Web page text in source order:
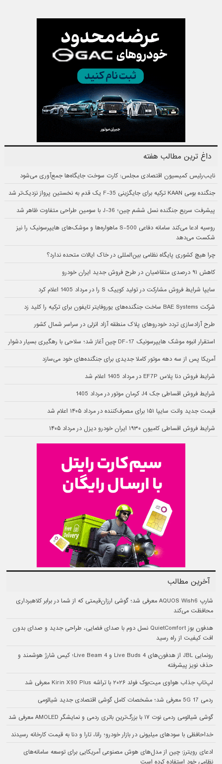
داغ ترین مطالب هفته
نایب‌رئیس کمیسیون اقتصادی مجلس: کارت سوخت جایگاه‌ها جمع‌آوری می‌شود
جنگنده بومی KAAN ترکیه برای جایگزینی F-35 یک قدم به نخستین پرواز نزدیک‌تر شد
پیشرفت سریع جنگنده نسل ششم چین؛ J-36 با سومین طراحی متفاوت ظاهر شد
روسیه ادعا می‌کند سامانه دفاعی S-500 ماهواره‌ها و موشک‌های هایپرسونیک را نیز
شکست می‌دهد
چرا هیچ کشوری پایگاه نظامی بین‌المللی در خاک ایالات متحده ندارد؟
کاهش ۹۱ درصدی متقاضیان در طرح فروش جدید ایران خودرو
سایپا شرایط فروش مشارکت در تولید کوییک S را در مرداد 1405 اعلام کرد
شرکت BAE Systems ساخت جنگنده‌های یوروفایتر تایفون برای ترکیه را کلید زد
طرح آزادسازی تردد خودروهای پلاک منطقه آزاد انزلی در سراسر شمال کشور
استقرار انبوه موشک هایپرسونیک DF-17 چین آغاز شد؛ سلاحی با رهگیری بسیار دشوار
آمریکا پس از سه دهه موتور کاملا جدیدی برای جنگنده‌های خود می‌سازد
شرایط فروش دنا پلاس EF7P در مرداد 1405 اعلام شد
شرایط فروش اقساطی جک J4 کرمان موتور در مرداد 1405
قیمت جدید وانت سایپا ۱۵۱ برای مصرف‌کننده در مرداد ۱۴۰۵ اعلام شد
شرایط فروش اقساطی کامیون ۱۹۳۰ ایران خودرو دیزل در مرداد ۱۴۰۵
آخرین مطالب
شارپ AQUOS Wish6 معرفی شد؛ گوشی ارزان‌قیمتی که از شما در برابر کلاهبرداری
محافظت می‌کند
هدفون بوز QuietComfort نسل دوم با صدای فضایی، طراحی جدید و صدای بدون
افت کیفیت از راه رسید
رونمایی JBL از هدفون‌های Live Buds 4 و Live Beam 4؛ کیس شارژ هوشمند و
حذف نویز پیشرفته
لپ‌تاپ جذاب هواوی میت‌بوک فولد ۲۰۲۶ با تراشه Kirin X90 Plus معرفی شد
ردمی 17 5G معرفی شد؛ مشخصات کامل گوشی اقتصادی جدید شیائومی
گوشی شیائومی ردمی نوت ۱۷ با بزرگ‌ترین باتری ردمی و نمایشگر AMOLED معرفی شد
خداحافظی با سودهای میلیونی در بازار خودرو؛ رانا، تارا و دنا به قیمت کارخانه رسیدند
ادعای رویترز: چین از مدل‌های هوش مصنوعی آمریکایی برای توسعه سامانه‌های
نظامی خود استفاده کرده است